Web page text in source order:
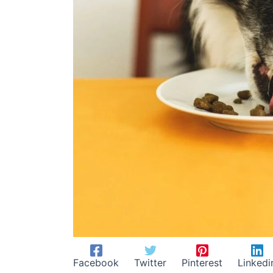
Facebook Twitter Pinterest